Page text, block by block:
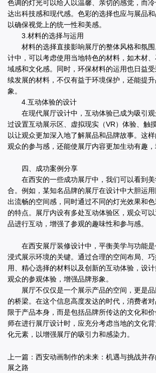
色调的灯光可以给人以温馨、亲切的感觉，而
达出科技感和现代感。色彩的选择也应与展品和
以确保视觉上的统一性和美感。
3.材料的选择与运用
材料的选择直接影响展厅的整体风格和氛
计中，可以考虑使用当地特色的材料，如木材
域感和文化感。同时，环保材料的运用也日益
续发展的材料，不仅有益于环境保护，还能提
象。
4.互动体验的设计
在现代展厅设计中，互动体验已成为吸引
过设置互动展示区、虚拟现实（VR）体验、触
以让观众更加深入地了解展品和品牌故事。这
观众的参与感，还能使展厅内容更加生动有趣，
四、成功案例分享
在西安的一些成功展厅中，我们可以看到
合。例如，某知名品牌的展厅在设计中大胆运
出流畅的空间感，同时通过不同的灯光效果和
的特点。展厅内设有多处互动体验区，观众可
品进行互动，增强了参观的趣味性和参与感。
在西安展厅装修设计中，平衡美学与功能
浸式展示环境的关键。通过合理的空间布局、
用、精心选择的材料以及创新的互动体验，设
观众的参观体验，增强品牌形象。
展厅不仅仅是一个展示产品的空间，更是
的桥梁。在这个信息高度发达的时代，消费者
限于产品本身，而是包括品牌所传达的文化和
师在进行展厅设计时，应充分考虑当地的文化
化元素，以增强展厅的吸引力和感染力。
上一篇： 西安动画制作的未来：机遇与挑战并
展之路